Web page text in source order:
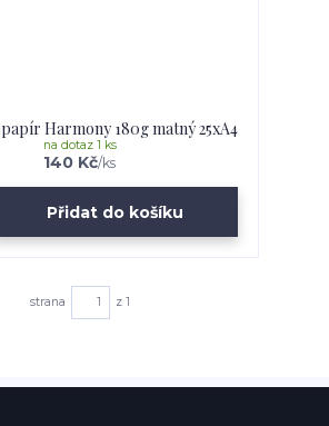
Harmony 180g matný 25xA4
140 Kč/ks
na dotaz 1 ks
Přidat do košíku
strana z 1